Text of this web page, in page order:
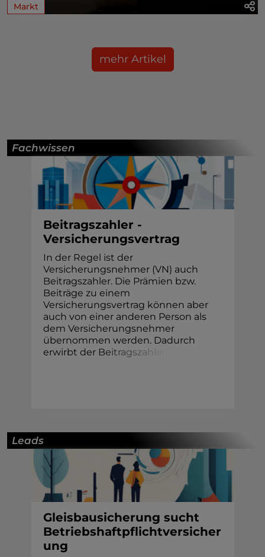
Markt
mehr Artikel
Fachwissen
Beitragszahler -
Versicherungsvertrag
In der Regel ist der
Versicherungsnehmer (VN) auch
Beitragszahler. Die Prämien bzw.
Beiträge zu einem
Versicherungsvertrag können aber
auch von einer anderen Person als
dem Versicherungsnehmer
übernommen werden. Dadurch
erwirbt der Beitragszah
Leads
Gleisbausicherung sucht
Betriebshaftpflichtversicher
ung